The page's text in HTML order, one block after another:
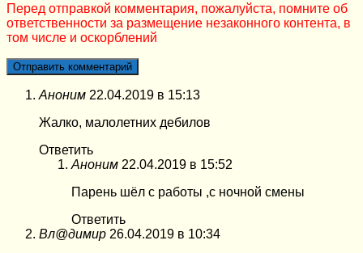
Перед отправкой комментария, пожалуйста, помните об
ответственности за размещение незаконного контента, в
том числе и оскорблений
Аноним 22.04.2019 в 15:13
Жалко, малолетних дебилов
Ответить
Аноним 22.04.2019 в 15:52
Парень шёл с работы ,с ночной смены
Ответить
Вл@димир 26.04.2019 в 10:34